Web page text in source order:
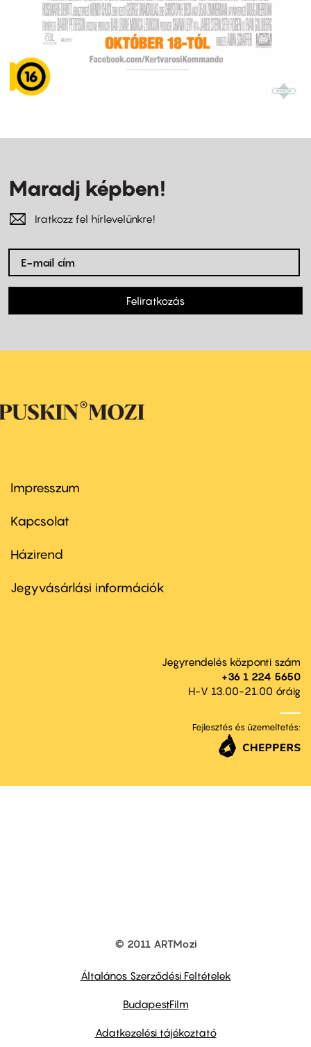
Maradj képben!
Iratkozz fel hírlevelünkre!
Feliratkozás
Footer
first
Impresszum
Kapcsolat
Footer
second
Házirend
Jegyvásárlási információk
Jegyrendelés központi szám
+36 1 224 5650
H-V 13.00-21.00 óráig
Fejlesztés és üzemeltetés:
© 2011 ARTMozi
Általános Szerződési Feltételek
BudapestFilm
Adatkezelési tájékoztató